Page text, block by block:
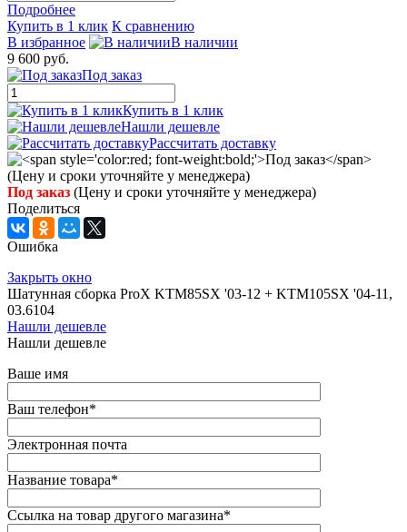
Подробнее
Купить в 1 клик К сравнению
В избранное
В наличии
9 600 руб.
Под заказ
Купить в 1 клик
Нашли дешевле
Рассчитать доставку
Под заказ (Цену и сроки уточняйте у менеджера)
Поделиться
Ошибка
Закрыть окно
Шатунная сборка ProX KTM85SX '03-12 + KTM105SX '04-11,
03.6104
Нашли дешевле
Нашли дешевле
Ваше имя
Ваш телефон*
Электронная почта
Название товара*
Ссылка на товар другого магазина*